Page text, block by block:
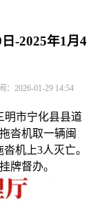
-2025年1月4
：2026-01-29 14:54
市宁化县县道
沓机取一辆闽
机上3人灭亡。
牌督办。